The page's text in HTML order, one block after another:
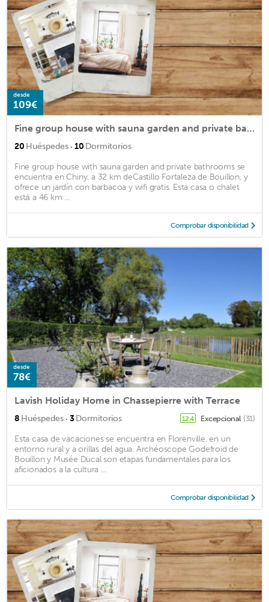
desde
109€
Fine group house with sauna garden and private bathrooms
20 Huéspedes · 10 Dormitorios
Fine group house with sauna garden and private bathrooms se
encuentra en Chiny, a 32 km deCastillo Fortaleza de Bouillon, y
ofrece un jardín con barbacoa y wifi gratis. Esta casa o chalet
está a 46 km ...
Comprobar disponibilidad
desde
78€
Lavish Holiday Home in Chassepierre with Terrace
8 Huéspedes · 3Dormitorios 12,4 Excepcional (31)
Esta casa de vacaciones se encuentra en Florenville, en un
entorno rural y a orillas del agua. Archéoscope Godefroid de
Bouillon y Musée Ducal son etapas fundamentales para los
aficionados a la cultura ...
Comprobar disponibilidad